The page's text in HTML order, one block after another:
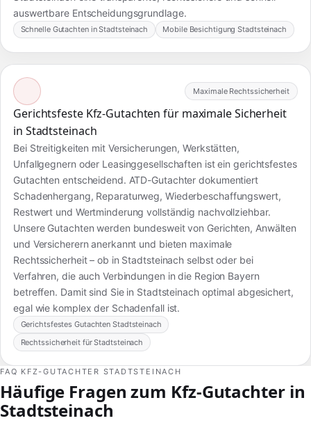
auswertbare Entscheidungsgrundlage.
Schnelle Gutachten in Stadtsteinach Mobile Besichtigung Stadtsteinach
Maximale Rechtssicherheit
Gerichtsfeste Kfz-Gutachten für maximale Sicherheit
in Stadtsteinach
Bei Streitigkeiten mit Versicherungen, Werkstätten,
Unfallgegnern oder Leasinggesellschaften ist ein gerichtsfestes
Gutachten entscheidend. ATD-Gutachter dokumentiert
Schadenhergang, Reparaturweg, Wiederbeschaffungswert,
Restwert und Wertminderung vollständig nachvollziehbar.
Unsere Gutachten werden bundesweit von Gerichten, Anwälten
und Versicherern anerkannt und bieten maximale
Rechtssicherheit – ob in Stadtsteinach selbst oder bei
Verfahren, die auch Verbindungen in die Region Bayern
betreffen. Damit sind Sie in Stadtsteinach optimal abgesichert,
egal wie komplex der Schadenfall ist.
Gerichtsfestes Gutachten Stadtsteinach
Rechtssicherheit für Stadtsteinach
FAQ KFZ-GUTACHTER STADTSTEINACH
Häufige Fragen zum Kfz-Gutachter in
Stadtsteinach